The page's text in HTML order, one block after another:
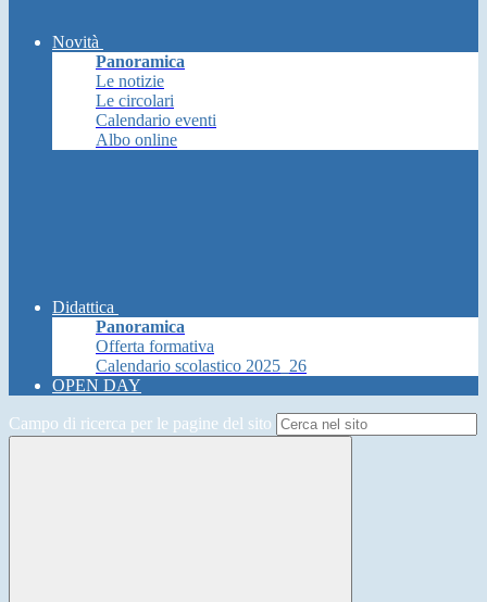
Novità
Panoramica
Le notizie
Le circolari
Calendario eventi
Albo online
Didattica
Panoramica
Offerta formativa
Calendario scolastico 2025_26
OPEN DAY
Campo di ricerca per le pagine del sito